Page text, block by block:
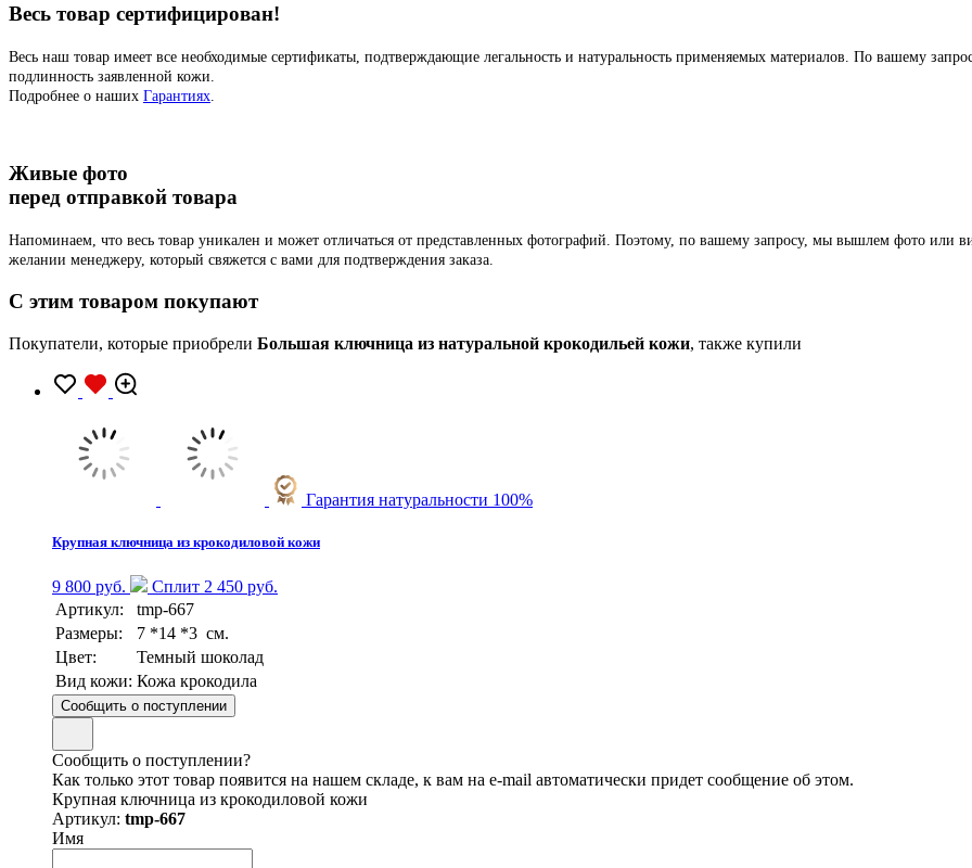
Весь товар сертифицирован!
Весь наш товар имеет все необходимые сертификаты, подтверждающие легальность и натуральность применяемых материалов. По вашему
подлинность заявленной кожи.
Подробнее о наших Гарантиях
Живые фото
перед отправкой товара
Напоминаем, что весь товар уникален и может отличаться от представленных фотографий. Поэтому, по вашему запросу, мы вышлем фото или
желании менеджеру, который свяжется с вами для подтверждения заказа.
C этим товаром покупают
Покупатели, которые приобрели Большая ключница из натуральной крокодильей кожи, также купили
Гарантия натуральности 100%
Крупная ключница из крокодиловой кожи
9 800 руб.
Сплит 2 450 руб.
Артикул:
tmp-667
Размеры:
7 *14 *3 см.
Цвет:
Темный шоколад
Вид кожи: Кожа крокодила
Сообщить о поступлении
Сообщить о поступлении?
Как только этот товар появится на нашем складе, к вам на e-mail автоматически придет сообщение об этом.
Крупная ключница из крокодиловой кожи
Артикул: tmp-667
Имя